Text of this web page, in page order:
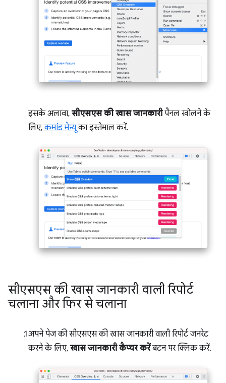
इसके अलावा, सीएसएस की खास जानकारीपैनल खोलने के
लिए,कमांड मेन्यूका इस्तेमाल करें.
सीएसएस की खास जानकारी वाली रिपोर्ट
चलाना और फिर से चलाना
अपने पेज की सीएसएस की खास जानकारी वाली रिपोर्ट जनरेट
करने के लिए, खास जानकारी कैप्चर करेंबटन पर क्लिक करें.